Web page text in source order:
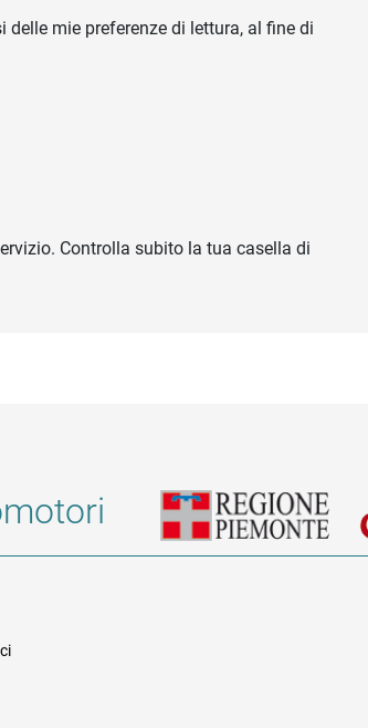
mie preferenze di lettura, al fine di
Controlla subito la tua casella di
legali e